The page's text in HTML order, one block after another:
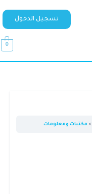
تسجيل الدخول
0
مكتبات ومعلومات